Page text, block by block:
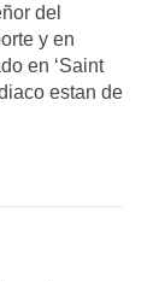
del
y en
en ‘Saint
estan de